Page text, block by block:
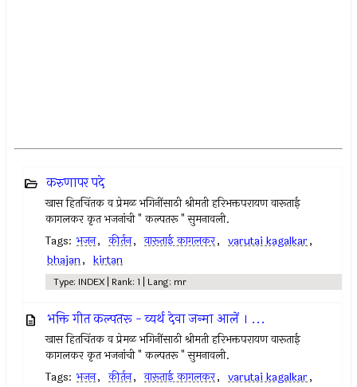
करुणापर पदे
खास हितचिंतक व प्रेमळ भगिनींसाठी श्रीमती हरिभक्तपरायण वारूताई
कागलकर कृत भजनांची " कल्पतरू " सुमनावली.
Tags: भजन, कीर्तन, वारूताई कागलकर, varutai kagalkar,
bhajan, kirtan
Type: INDEX | Rank: 1 | Lang: mr
भक्ति गीत कल्पतरू - व्यर्थ देवा जन्मा आलें । ...
खास हितचिंतक व प्रेमळ भगिनींसाठी श्रीमती हरिभक्तपरायण वारूताई
कागलकर कृत भजनांची " कल्पतरू " सुमनावली.
Tags: भजन, कीर्तन, वारूताई कागलकर, varutai kagalkar,